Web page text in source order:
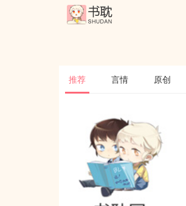
推荐 言情 原创